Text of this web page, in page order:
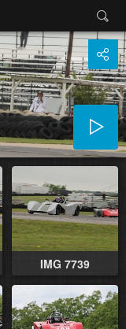
IMG 7739